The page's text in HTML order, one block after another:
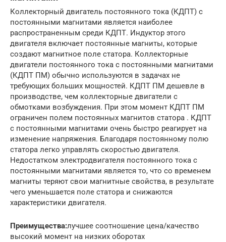
Коллекторный двигатель постоянного тока (КДПТ) с
постоянными магнитами является наиболее
распространенным среди КДПТ. Индуктор этого
двигателя включает постоянные магниты, которые
создают магнитное поле статора. Коллекторные
двигатели постоянного тока с постоянными магнитами
(КДПТ ПМ) обычно используются в задачах не
требующих больших мощностей. КДПТ ПМ дешевле в
производстве, чем коллекторные двигатели с
обмотками возбуждения. При этом момент КДПТ ПМ
ограничен полем постоянных магнитов статора . КДПТ
с постоянными магнитами очень быстро реагирует на
изменение напряжения. Благодаря постоянному полю
статора легко управлять скоростью двигателя.
Недостатком электродвигателя постоянного тока с
постоянными магнитами является то, что со временем
магниты теряют свои магнитные свойства, в результате
чего уменьшается поле статора и снижаются
характеристики двигателя.
Преимущества:лучшее соотношение цена/качество
высокий момент на низких оборотах